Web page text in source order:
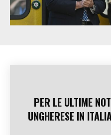
PER LE ULTIME
UNGHERESE IN